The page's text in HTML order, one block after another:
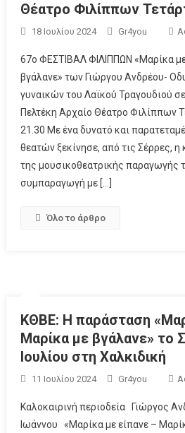
Θέατρο Φιλίππων
18 Ιουλίου 2024 Gr4you
67o ΦΕΣΤΙΒΑΛ ΦΙΛΙΠΠΩΝ «Μαρίκα
βγάλανε» των Γιώργου Ανδρέου-
γυναικών του Λαϊκού Τραγουδιού
Πελτέκη Αρχαίο Θέατρο Φιλίππων
21.30 Με ένα δυνατό και
θεατών ξεκίνησε, από τις Σέρρες, η
της μουσικοθεατρικής παραγωγής
συμπαραγωγή με […]
Όλο το άρθρο
ΚΘΒΕ: Η παράσταση
Μαρίκα με βγάλανε» το
Ιουλίου στη Χαλκιδική
11 Ιουλίου 2024 Gr4you
Καλοκαιρινή περιοδεία Γιώργος
Ιωάννου «Μαρίκα με είπανε –